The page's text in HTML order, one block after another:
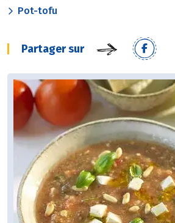
Pot-tofu
Partager sur